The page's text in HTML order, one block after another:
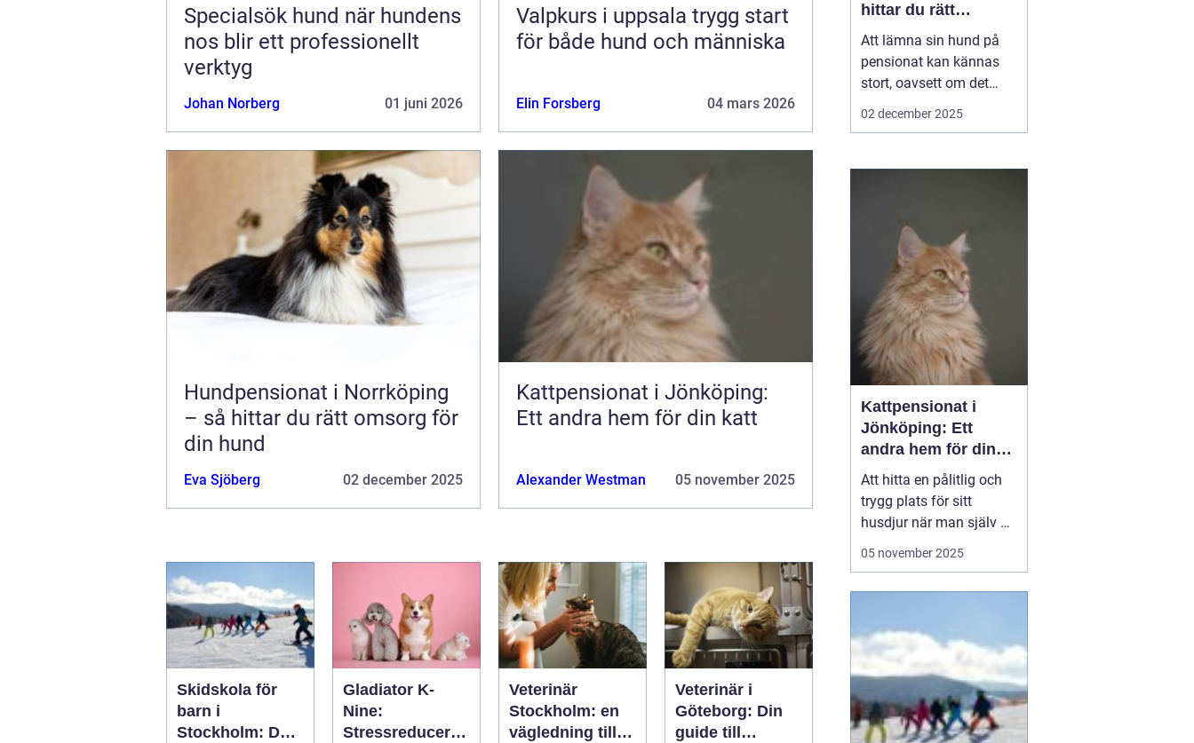
Specialsök hund när hundens
nos blir ett professionellt
verktyg
Johan Norberg 01 juni 2026
Valpkurs i uppsala trygg start
för både hund och människa
Elin Forsberg 04 mars 2026
Hundpensionat i Norrköping
– så hittar du rätt omsorg för
din hund
Eva Sjöberg 02 december 2025
Kattpensionat i Jönköping:
Ett andra hem för din katt
Alexander Westman 05 november 2025
Skidskola för
barn i
Stockholm: Den
Gladiator K-
Nine:
Stressreduceran
Veterinär
Stockholm: en
vägledning till
Veterinär i
Göteborg: Din
guide till
hittar du rätt
omsorg för din hund
Att lämna sin hund på
pensionat kan kännas
stort, oavsett om det
gäller en hel semester
runt Norrköping letar
hunden blir...
02 december 2025
Kattpensionat i
Jönköping: Ett
andra hem för din
katt
Att hitta en pålitlig och
trygg plats för sitt
husdjur när man själv är
på resande fot kan
lösningen vara att lämna
katten...
05 november 2025